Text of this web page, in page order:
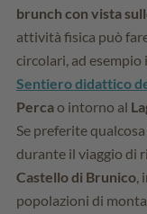
brunch con vista
attività fisica può
circolari, ad esempio
Sentiero didattico
Percao intorno al
Se preferite
durante il viaggio di
Castello di Brunico,
popolazioni di